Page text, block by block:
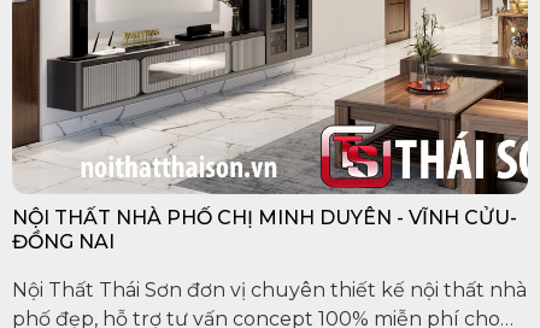
NỘI THẤT NHÀ PHỐ CHỊ MINH DUYÊN - VĨNH CỬU-
ĐỒNG NAI
Nội Thất Thái Sơn đơn vị chuyên thiết kế nội thất nhà
phố đẹp, hỗ trợ tư vấn concept 100% miễn phí cho